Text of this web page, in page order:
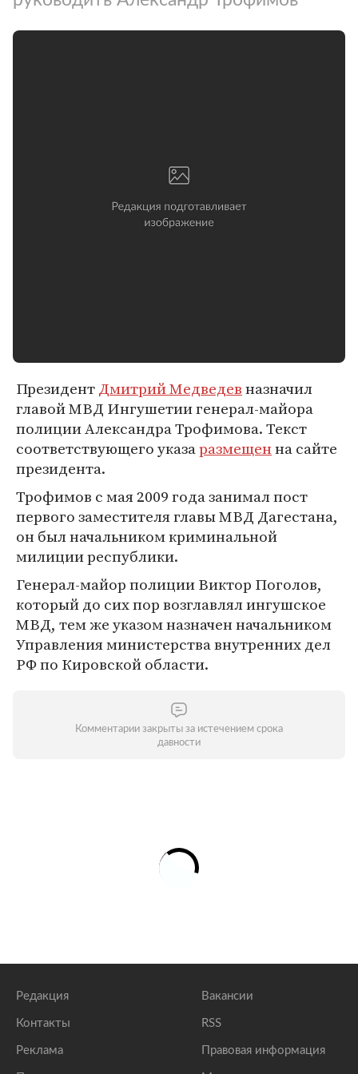
ПрезидентДмитрий Медведевназначил
главой МВД Ингушетии генерал-майора
полиции Александра Трофимова. Текст
соответствующего указаразмещенна сайте
президента.
Трофимов с мая 2009 года занимал пост
первого заместителя главы МВД Дагестана,
он был начальником криминальной
милиции республики.
Генерал-майор полиции Виктор Поголов,
который до сих пор возглавлял ингушское
МВД, тем же указом назначен начальником
Управления министерства внутренних дел
РФ по Кировской области.
Комментарии закрыты за истечением срока
давности
Редакция
Контакты
Реклама
Вакансии
RSS
Правовая информация